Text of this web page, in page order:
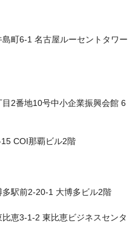
町6-1 名古屋ルーセントタワー
2番地10号中小企業振興会館 6
COI那覇ビル2階
駅前2-20-1 大博多ビル2階
恵3-1-2 東比恵ビジネスセンタ